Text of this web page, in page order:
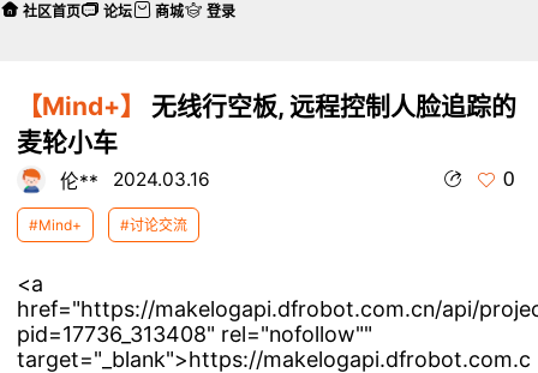
【Mind+】
无线行空板, 远程控制人脸追踪的
麦轮小车
伦** 2024.03.16 0
#Mind+ #讨论交流
<a
href="https://makelogapi.dfrobot.com.cn/api/
pid=17736_313408" rel="nofollow""
target="_blank">https://makelogapi.dfrobot.com.c
社区首页 论坛 商城 登录